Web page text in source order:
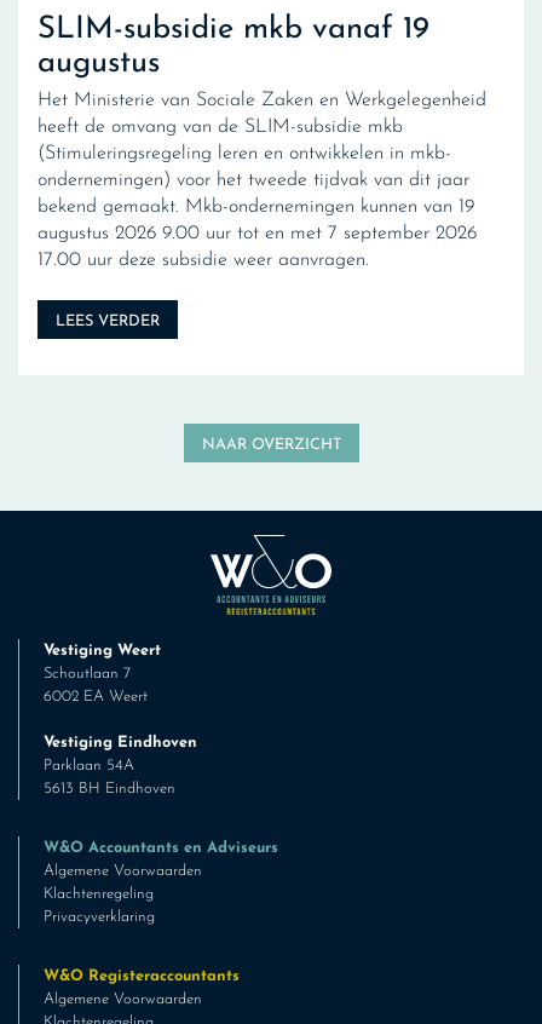
SLIM-subsidie mkb vanaf 19
augustus
Het Ministerie van Sociale Zaken en Werkgelegenheid
heeft de omvang van de SLIM-subsidie mkb
(Stimuleringsregeling leren en ontwikkelen in mkb-
ondernemingen) voor het tweede tijdvak van dit jaar
bekend gemaakt. Mkb-ondernemingen kunnen van 19
augustus 2026 9.00 uur tot en met 7 september 2026
17.00 uur deze subsidie weer aanvragen.
LEES VERDER
NAAR OVERZICHT
Vestiging Weert
Schoutlaan 7
6002 EA Weert
Vestiging Eindhoven
Parklaan 54A
5613 BH Eindhoven
W&O Accountants en Adviseurs
Algemene Voorwaarden
Klachtenregeling
Privacyverklaring
W&O Registeraccountants
Algemene Voorwaarden